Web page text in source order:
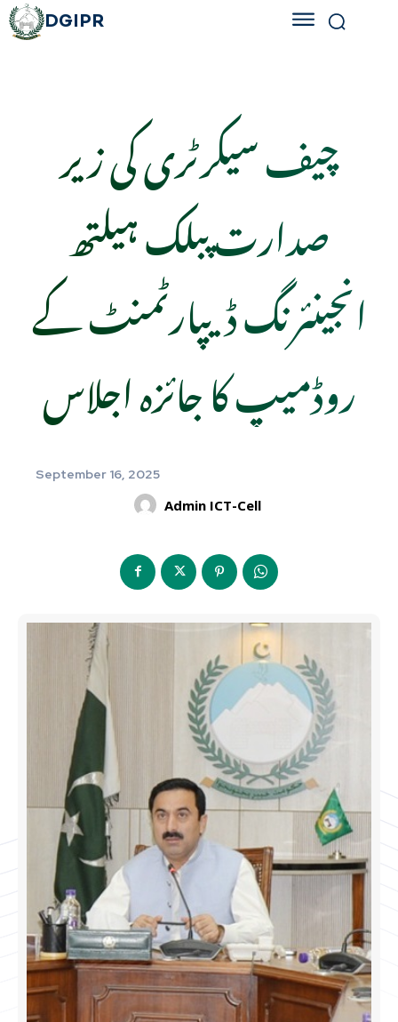
DGIPR
چیف سیکرٹری کی زیر
صدارت پبلک ہیلتھ
انجینئرنگ ڈیپارٹمنٹ کے
روڈمیپ کا جائزہ اجلاس
September 16, 2025
Admin ICT-Cell